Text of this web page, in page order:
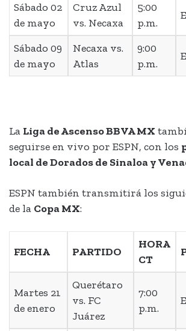
Sábado 02
de mayo
Cruz Azul
vs. Necaxa
5:00
p.m.
Sábado 09
de mayo
Necaxa vs.
Atlas
9:00
p.m.
La Liga de Ascenso BBVA MX
seguirse en vivo por ESPN, con los
local de Dorados de Sinaloa y
ESPN también transmitirá los
de la Copa MX:
FECHA PARTIDO
HORA
CT
Martes 21
de enero
Querétaro
vs. FC
Juárez
7:00
p.m.